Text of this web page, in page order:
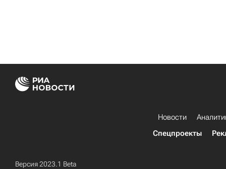
Новости
Спецпроекты
Версия 2023.1 Beta